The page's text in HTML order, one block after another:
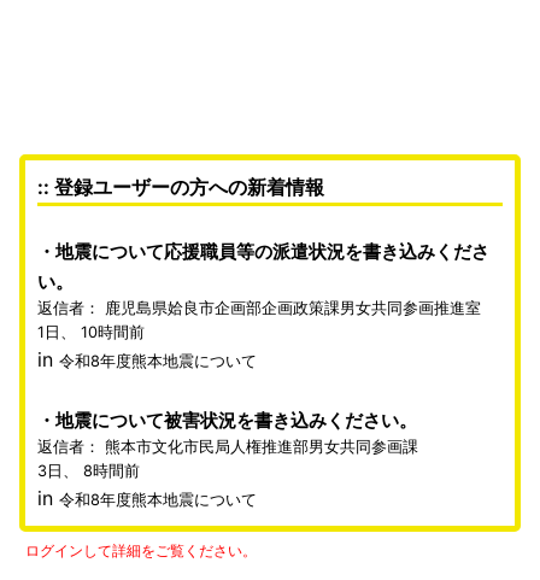
:: 登録ユーザーの方への新着情報
地震について応援職員等の派遣状況を書き込みくださ
い。
返信者：
鹿児島県姶良市企画部企画政策課男女共同参画推進室
1日、 10時間前
in 令和8年度熊本地震について
地震について被害状況を書き込みください。
返信者： 熊本市文化市民局人権推進部男女共同参画課
3日、 8時間前
in 令和8年度熊本地震について
ログインして詳細をご覧ください。